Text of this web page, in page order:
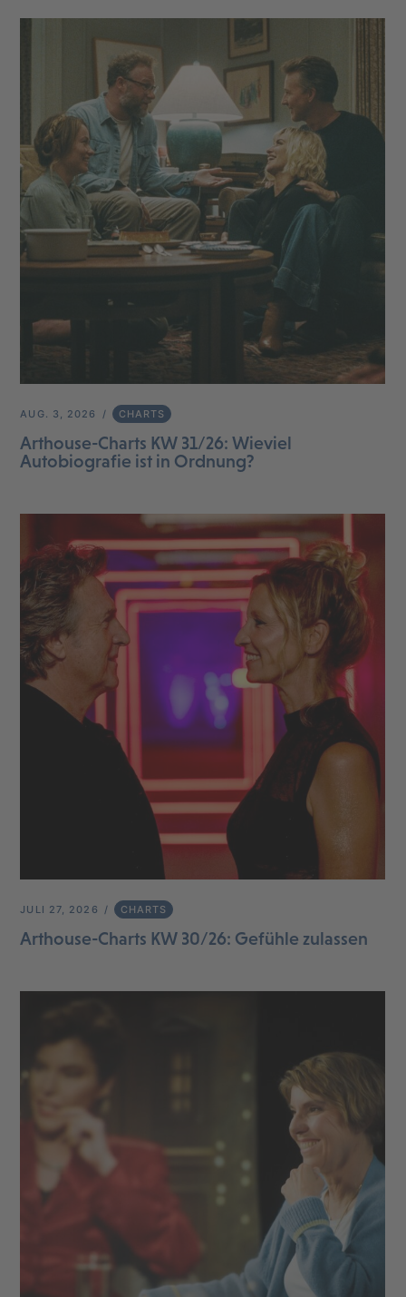
AUG. 3, 2026 CHARTS
Arthouse-Charts KW 31/26: Wieviel
Autobiografie ist in Ordnung?
JULI 27, 2026 CHARTS
Arthouse-Charts KW 30/26: Gefühle zulassen